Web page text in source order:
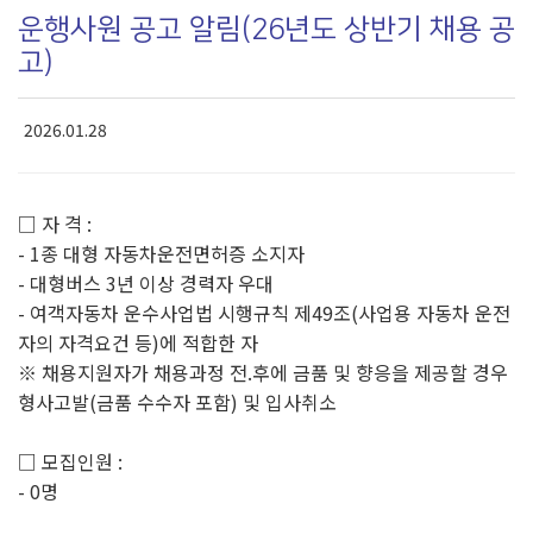
운행사원 공고 알림(26년도 상반기 채용 공
고)
2026.01.28
□ 자 격 :
- 1종 대형 자동차운전면허증 소지자
- 대형버스 3년 이상 경력자 우대
- 여객자동차 운수사업법 시행규칙 제49조(사업용 자동차 운전
자의 자격요건 등)에 적합한 자
※ 채용지원자가 채용과정 전.후에 금품 및 향응을 제공할 경우
형사고발(금품 수수자 포함) 및 입사취소
□ 모집인원 :
- 0명